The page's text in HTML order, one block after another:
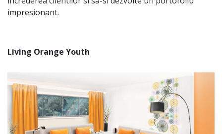
impresionant.
Living Orange Youth